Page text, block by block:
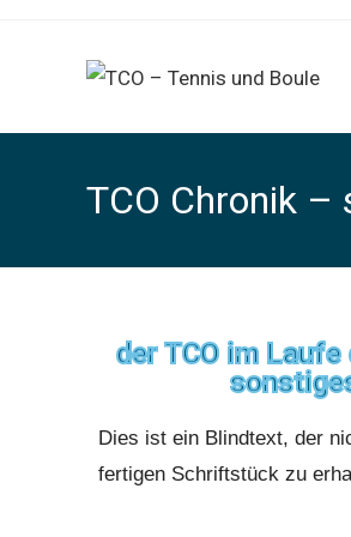
TCO Chronik –
der TCO im
Dies ist ein Blindtext, der
fertigen Schriftstück zu